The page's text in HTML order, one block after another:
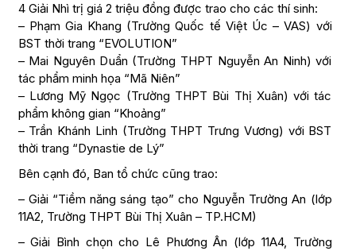
4 Giải Nhì trị giá 2 triệu đồng được trao cho các thí sinh:
– Phạm Gia Khang (Trường Quốc tế Việt Úc – VAS) với
BST thời trang “EVOLUTION”
– Mai Nguyên Duẩn (Trường THPT Nguyễn An Ninh) với
tác phẩm minh họa “Mã Niên”
– Lương Mỹ Ngọc (Trường THPT Bùi Thị Xuân) với tác
phẩm không gian “Khoảng”
– Trần Khánh Linh (Trường THPT Trưng Vương) với BST
thời trang “Dynastie de Lý”
Bên cạnh đó, Ban tổ chức cũng trao:
– Giải “Tiềm năng sáng tạo” cho Nguyễn Trường An (lớp
11A2, Trường THPT Bùi Thị Xuân – TP.HCM)
– Giải Bình chọn cho Lê Phương Ân (lớp 11A4, Trường